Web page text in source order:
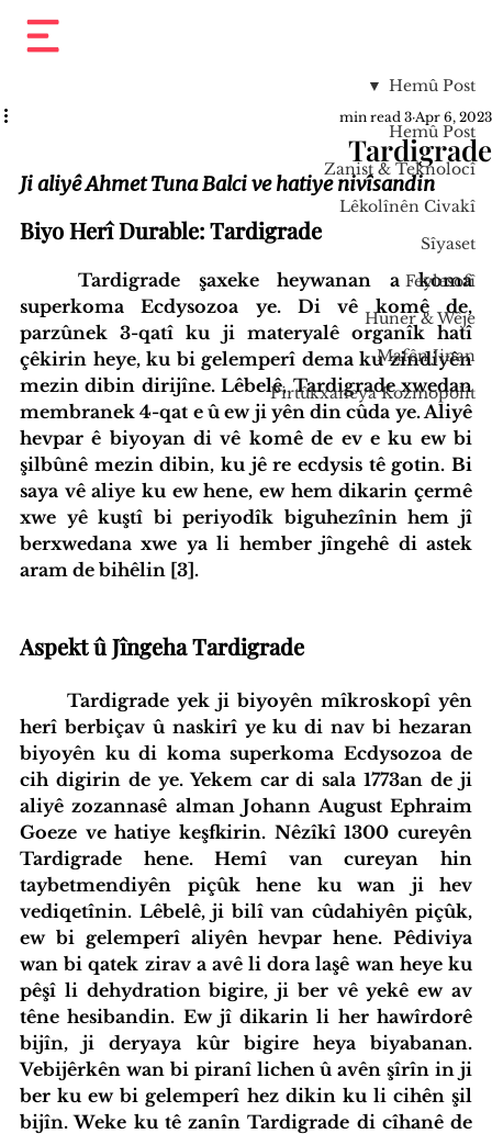
Hemû Post
Zanist & Teknolocî
Lêkolînên Civakî
Sîyaset
Feylesofî
Huner & Wêje
Mafên Jinan
Pirtûkxaneya Kozmopolît
Hemû Post
Tardigrade
Apr 6, 2023
3 min read
Ji aliyê Ahmet Tuna Balci ve hatiye nivîsandin
Biyo Herî Durable: Tardigrade
Tardigrade şaxeke heywanan a koma
superkoma Ecdysozoa ye. Di vê komê de,
parzûnek 3-qatî ku ji materyalê organîk hatî
çêkirin heye, ku bi gelemperî dema ku zindiyên
mezin dibin dirijîne. Lêbelê, Tardigrade xwedan
membranek 4-qat e û ew ji yên din cûda ye. Aliyê
hevpar ê biyoyan di vê komê de ev e ku ew bi
şilbûnê mezin dibin, ku jê re ecdysis tê gotin. Bi
saya vê aliye ku ew hene, ew hem dikarin çermê
xwe yê kuştî bi periyodîk biguhezînin hem jî
berxwedana xwe ya li hember jîngehê di astek
aram de bihêlin [3].
Aspekt û Jîngeha Tardigrade
Tardigrade yek ji biyoyên mîkroskopî yên
herî berbiçav û naskirî ye ku di nav bi hezaran
biyoyên ku di koma superkoma Ecdysozoa de
cih digirin de ye. Yekem car di sala 1773an de ji
aliyê zozannasê alman Johann August Ephraim
Goeze ve hatiye keşfkirin. Nêzîkî 1300 cureyên
Tardigrade hene. Hemî van cureyan hin
taybetmendiyên piçûk hene ku wan ji hev
vediqetînin. Lêbelê, ji bilî van cûdahiyên piçûk,
ew bi gelemperî aliyên hevpar hene. Pêdiviya
wan bi qatek zirav a avê li dora laşê wan heye ku
pêşî li dehydration bigire, ji ber vê yekê ew av
têne hesibandin. Ew jî dikarin li her hawîrdorê
bijîn, ji deryaya kûr bigire heya biyabanan.
Vebijêrkên wan bi piranî lichen û avên şîrîn in ji
ber ku ew bi gelemperî hez dikin ku li cihên şil
bijîn. Weke ku tê zanîn Tardigrade di cîhanê de